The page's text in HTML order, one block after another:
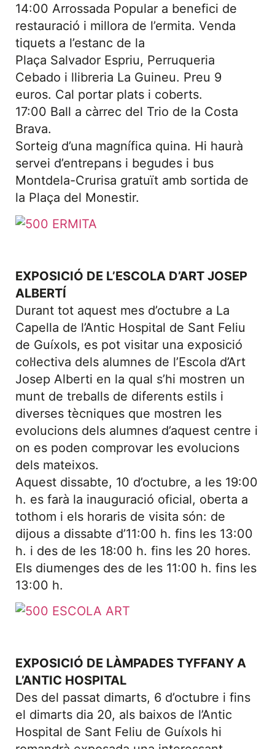
14:00 Arrossada Popular a benefici de
restauració i millora de l’ermita. Venda
tiquets a l’estanc de la
Plaça Salvador Espriu, Perruqueria
Cebado i llibreria La Guineu. Preu 9
euros. Cal portar plats i coberts.
17:00 Ball a càrrec del Trio de la Costa
Brava.
Sorteig d’una magnífica quina. Hi haurà
servei d’entrepans i begudes i bus
Montdela-Crurisa gratuït amb sortida de
la Plaça del Monestir.
EXPOSICIÓ DE L’ESCOLA D’ART JOSEP
ALBERTÍ
Durant tot aquest mes d’octubre a La
Capella de l’Antic Hospital de Sant Feliu
de Guíxols, es pot visitar una exposició
col·lectiva dels alumnes de l’Escola d’Art
Josep Alberti en la qual s’hi mostren un
munt de treballs de diferents estils i
diverses tècniques que mostren les
evolucions dels alumnes d’aquest centre i
on es poden comprovar les evolucions
dels mateixos.
Aquest dissabte, 10 d’octubre, a les 19:00
h. es farà la inauguració oficial, oberta a
tothom i els horaris de visita són: de
dijous a dissabte d’11:00 h. fins les 13:00
h. i des de les 18:00 h. fins les 20 hores.
Els diumenges des de les 11:00 h. fins les
13:00 h.
EXPOSICIÓ DE LÀMPADES TYFFANY A
L’ANTIC HOSPITAL
Des del passat dimarts, 6 d’octubre i fins
el dimarts dia 20, als baixos de l’Antic
Hospital de Sant Feliu de Guíxols hi